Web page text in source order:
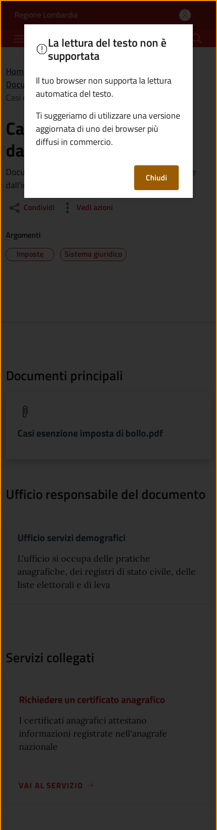
Casi di esenzione
Regione Lombardia(apre in un'altra scheda).
Comune di Incudine
Home
Documento (tecnico) di supporto /
Casi di esenzione dall'imposta di bollo
Casi di esenzione
dall'imposta di bollo
Documento contenente i principali casi di esenzione
dall'imposta di bollo
Condividi Vedi azioni
La lettura del testo non è
supportata
Il tuo browser non supporta la lettura
automatica del testo.
Ti suggeriamo di utilizzare una versione
aggiornata di uno dei browser più
diffusi in commercio.
Chiudi
Argomenti
Imposte
Sistema giuridico
Documenti principali
Casi esenzione imposta di bollo.pdf
(apre in un'altra scheda).
Ufficio responsabile del documento
Ufficio servizi demografici
L'ufficio si occupa delle pratiche
anagrafiche, dei registri di stato civile, delle
liste elettorali e di leva
Servizi collegati
Richiedere un certificato anagrafico
I certificati anagrafici attestano
informazioni registrate nell'anagrafe
nazionale
VAI AL SERVIZIO